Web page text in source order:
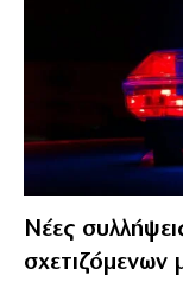
Νέες
σχετιζόμενων